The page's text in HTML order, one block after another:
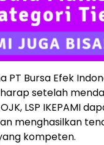
PT Bursa Efek
setelah
LSP IKEPAMI
menghasilkan
kompeten.